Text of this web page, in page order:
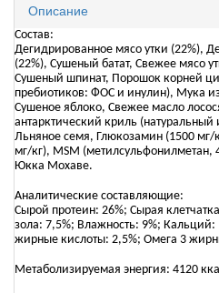
Описание
Состав:
Дегидрированное мясо утки (22%),
(22%), Сушеный батат, Свежее мясо
Сушеный шпинат, Порошок корней
пребиотиков: ФОС и инулин), Мука
Сушеное яблоко, Свежее масло
антарктический криль
Льняное семя, Глюкозамин (1500 мг/
мг/кг), MSM (метилсульфонилметан,
Юкка Мохаве.
Аналитические составляющие:
Сырой протеин: 26%; Сырая
зола: 7,5%; Влажность: 9%;
жирные кислоты: 2,5%; Омега 3
Метаболизируемая энергия: 4120